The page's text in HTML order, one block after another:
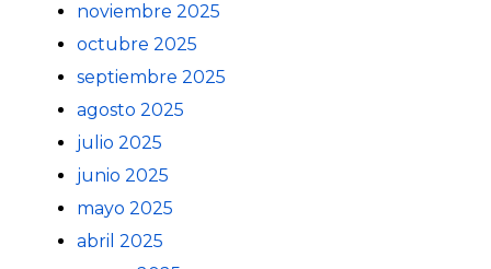
noviembre 2025
octubre 2025
septiembre 2025
agosto 2025
julio 2025
junio 2025
mayo 2025
abril 2025